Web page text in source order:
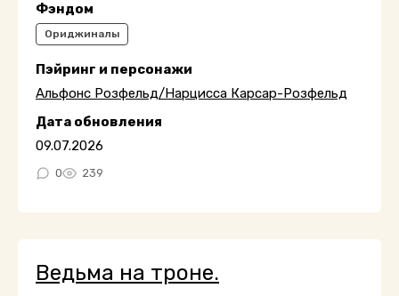
Фэндом
Ориджиналы
Пэйринг и персонажи
Альфонс Розфельд/Нарцисса Карсар-Розфельд
Дата обновления
09.07.2026
0 239
Ведьма на троне.